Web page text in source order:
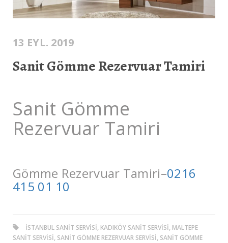
13 EYL. 2019
Sanit Gömme Rezervuar Tamiri
Sanit Gömme
Rezervuar Tamiri
Gömme Rezervuar Tamiri–0216
415 01 10
ISTANBUL SANIT SERVISI, KADIKÖY SANIT SERVISI, MALTEPE
SANIT SERVISI, SANIT GÖMME REZERVUAR SERVISI, SANIT GÖMME